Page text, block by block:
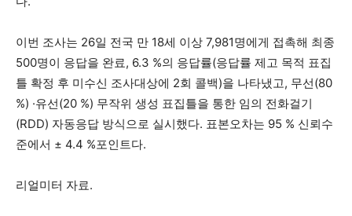
이번 조사는 26일 전국 만 18세 이상 7,981명에게 접촉해 최종
500명이 응답을 완료, 6.3 %의 응답률(응답률 제고 목적 표집
틀 확정 후 미수신 조사대상에 2회 콜백)을 나타냈고, 무선 (80
%) ·유선 (20 %) 무작위 생성 표집틀을 통한 임의 전화걸기
(RDD) 자동응답 방식으로 실시했다. 표본오차는 95 % 신뢰수
준에서 ± 4.4 %포인트다.
리얼미터 자료.